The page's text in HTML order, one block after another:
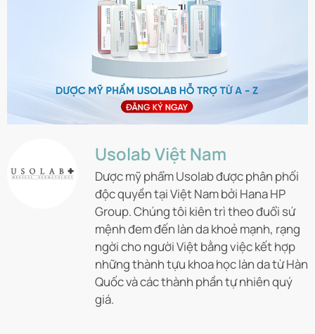
Usolab Việt Nam
Dược mỹ phẩm Usolab được phân phối
độc quyền tại Việt Nam bởi Hana HP
Group. Chúng tôi kiên trì theo đuổi sứ
mệnh đem đến làn da khoẻ mạnh, rạng
ngời cho người Việt bằng việc kết hợp
những thành tựu khoa học làn da từ Hàn
Quốc và các thành phần tự nhiên quý
giá.